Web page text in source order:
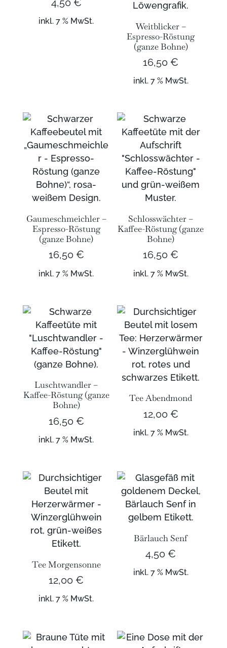
4,50 €
inkl. 7 % MwSt.
Weitblicker –
Espresso-Röstung
(ganze Bohne)
16,50€
inkl. 7 % MwSt.
Gaumeschmeichler –
Espresso-Röstung
(ganze Bohne)
16,50 €
inkl. 7 % MwSt.
Schlosswächter –
Kaffee-Röstung (ganze
Bohne)
16,50€
inkl. 7 % MwSt.
Luschtwandler –
Kaffee-Röstung (ganze
Bohne)
16,50 €
inkl. 7 % MwSt.
Tee Abendmond
12,00 €
inkl. 7 % MwSt.
Tee Morgensonne
12,00€
inkl. 7 % MwSt.
Bärlauch Senf
4,50€
inkl. 7 % MwSt.